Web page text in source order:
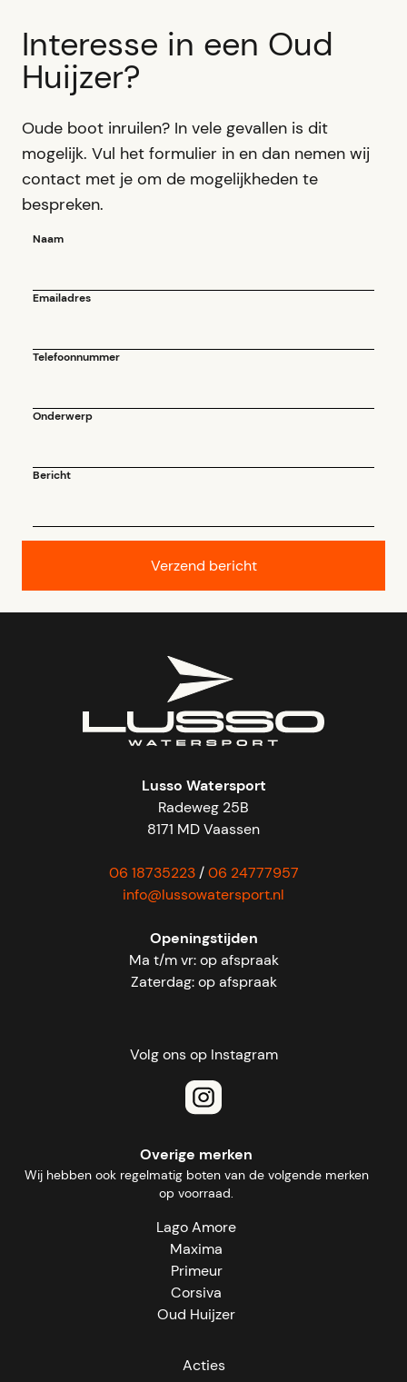
Interesse in een Oud
Huijzer?
Oude boot inruilen? In vele gevallen is dit
mogelijk. Vul het formulier in en dan nemen wij
contact met je om de mogelijkheden te
bespreken.
Naam
Emailadres
Telefoonnummer
Onderwerp
Bericht
Lusso Watersport
Radeweg 25B
8171 MD Vaassen
06 18735223/06 24777957
info@lussowatersport.nl
Openingstijden
Ma t/m vr: op afspraak
Zaterdag: op afspraak
Volg ons op Instagram
Overige merken
Wij hebben ook regelmatig boten van de volgende merken
op voorraad.
Lago Amore
Maxima
Primeur
Corsiva
Oud Huijzer
Acties